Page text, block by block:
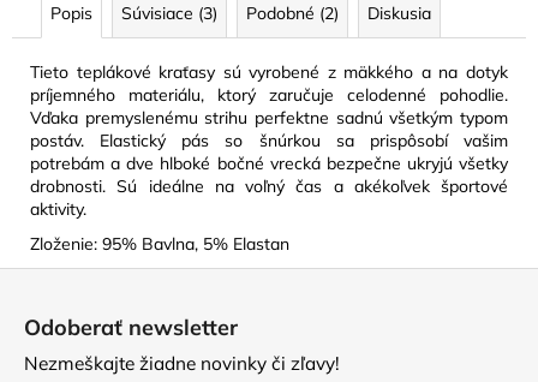
Popis Súvisiace (3) Podobné (2) Diskusia
Tieto teplákové kraťasy sú vyrobené z mäkkého a na dotyk
príjemného materiálu, ktorý zaručuje celodenné pohodlie.
Vďaka premyslenému strihu perfektne sadnú všetkým typom
postáv. Elastický pás so šnúrkou sa prispôsobí vašim
potrebám a dve hlboké bočné vrecká bezpečne ukryjú všetky
drobnosti. Sú ideálne na voľný čas a akékoľvek športové
aktivity.
Zloženie: 95% Bavlna, 5% Elastan
Odoberať newsletter
Nezmeškajte žiadne novinky či zľavy!